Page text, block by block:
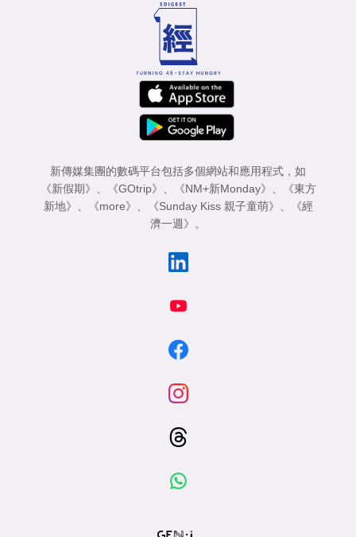
新傳媒集團的數碼平台包括多個網站和應用程式，如
《新假期》
《GOtrip》 《NM+新Monday》
《東方
新地》
《more》 《Sunday Kiss 親子童萌》
《經
濟一週》
。